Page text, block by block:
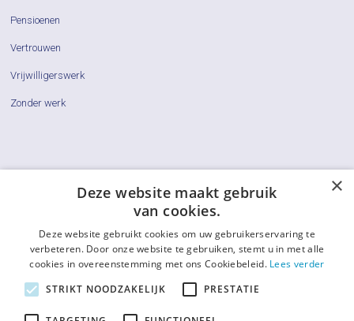
Pensioenen
Vertrouwen
Vrijwilligerswerk
Zonder werk
Cliëntenraden
Vraag & Antwoord
De LCR
Contact
×
Deze website maakt gebruik
van cookies.
Deze website gebruikt cookies om uw gebruikerservaring te
verbeteren. Door onze website te gebruiken, stemt u in met alle
cookies in overeenstemming met ons Cookiebeleid. Lees verder
STRIKT NOODZAKELIJK
PRESTATIE